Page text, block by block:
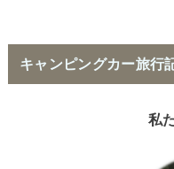
キャンピングカー旅行
私